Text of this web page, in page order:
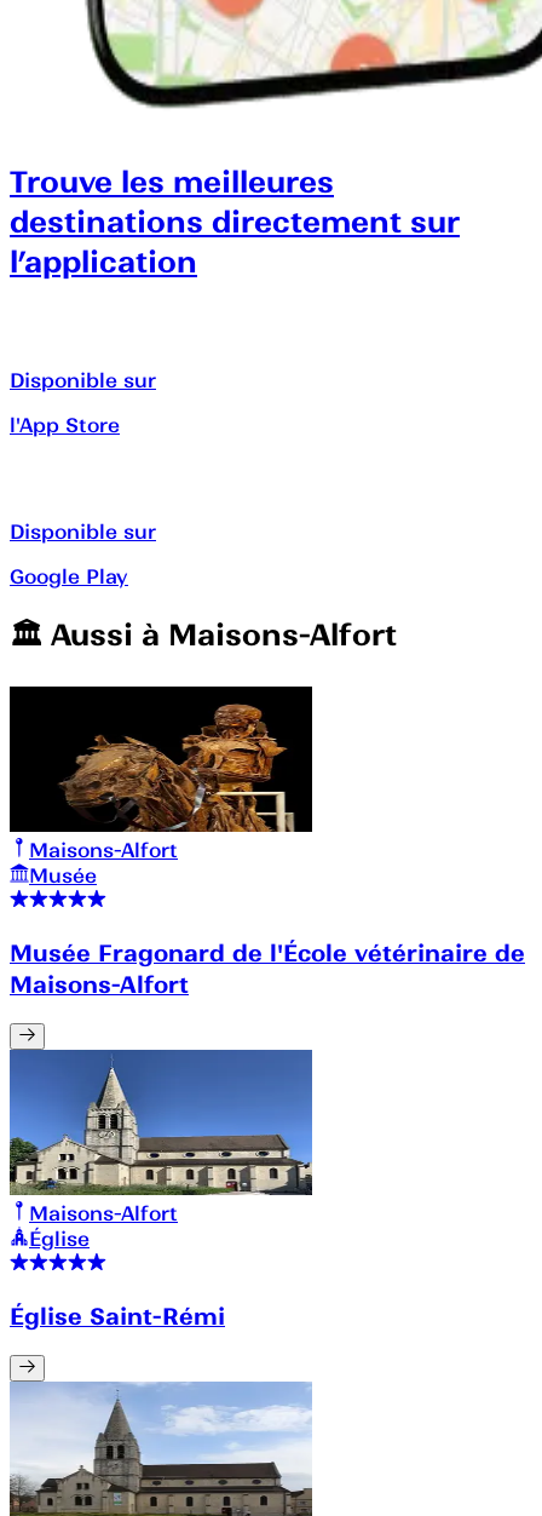
Trouve les meilleures
destinations directement sur
l’application
Disponible sur
l'App Store
Disponible sur
Google Play
🏛️️ Aussi à Maisons-Alfort
Maisons-Alfort
Musée
Musée Fragonard de l'École vétérinaire de
Maisons-Alfort
Maisons-Alfort
Église
Église Saint-Rémi